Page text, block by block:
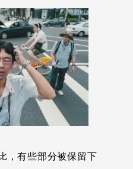
，有些部分被保留下